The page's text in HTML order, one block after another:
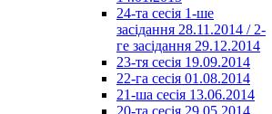
24-та сесія 1-ше
засідання 28.11.2014 / 2-
ге засідання 29.12.2014
23-тя сесія 19.09.2014
22-га сесія 01.08.2014
21-ша сесія 13.06.2014
20-та сесія 29.05.2014